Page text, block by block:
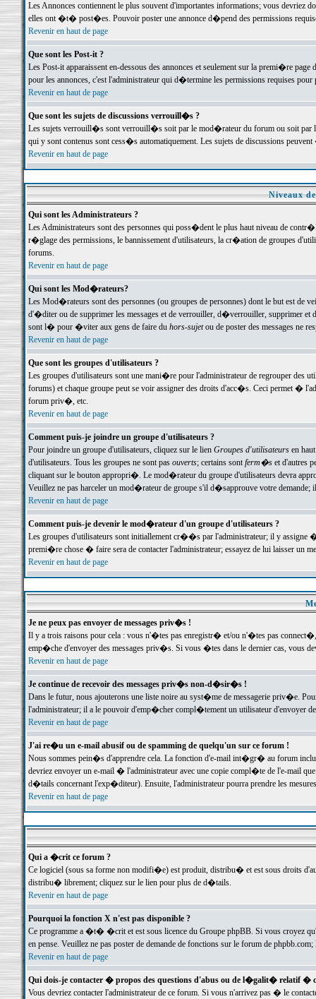
Les Annonces contiennent le plus souvent d'importantes informations; vous devriez
elles ont �t� post�es. Pouvoir poster une annonce d�pend des permissions
Revenir en haut de page
Que sont les Post-it ?
Les Post-it apparaissent en-dessous des annonces et seulement sur la premi�re
pour les annonces, c'est l'administrateur qui d�termine les permissions requises pour
Revenir en haut de page
Que sont les sujets de discussions verrouill�s ?
Les sujets verrouill�s sont verrouill�s soit par le mod�rateur du forum ou soit par
qui y sont contenus sont cess�s automatiquement. Les sujets de discussions
Revenir en haut de page
Niveaux
Qui sont les Administrateurs ?
Les Administrateurs sont des personnes qui poss�dent le plus haut niveau de
r�glage des permissions, le bannissement d'utilisateurs, la cr�ation de groupes
forums.
Revenir en haut de page
Qui sont les Mod�rateurs?
Les Mod�rateurs sont des personnes (ou groupes de personnes) dont le but est de
d'�diter ou de supprimer les messages et de verrouiller, d�verrouiller, supprimer
sont l� pour �viter aux gens de faire du hors-sujetou de poster des messages ne
Revenir en haut de page
Que sont les groupes d'utilisateurs ?
Les groupes d'utilisateurs sont une mani�re pour l'administrateur de regrouper des
forums) et chaque groupe peut se voir assigner des droits d'acc�s. Ceci permet
forum priv�, etc.
Revenir en haut de page
Comment puis-je joindre un groupe d'utilisateurs ?
Pour joindre un groupe d'utilisateurs, cliquez sur le lien Groupes d'utilisateursen haut
d'utilisateurs. Tous les groupes ne sont pas ouverts; certains sontferm�set d'autres
cliquant sur le bouton appropri�. Le mod�rateur du groupe d'utilisateurs devra
Veuillez ne pas harceler un mod�rateur de groupe s'il d�sapprouve votre demande;
Revenir en haut de page
Comment puis-je devenir le mod�rateur d'un groupe d'utilisateurs ?
Les groupes d'utilisateurs sont initiallement cr��s par l'administrateur; il y
premi�re chose � faire sera de contacter l'administrateur; essayez de lui laisser un
Revenir en haut de page
Je ne peux pas envoyer de messages priv�s !
Il y a trois raisons pour cela : vous n'�tes pas enregistr� et/ou n'�tes pas
emp�che d'envoyer des messages priv�s. Si vous �tes dans le dernier cas, vous
Revenir en haut de page
Je continue de recevoir des messages priv�s non-d�sir�s !
Dans le futur, nous ajouterons une liste noire au syst�me de messagerie priv�e.
l'administrateur; il a le pouvoir d'emp�cher compl�tement un utilisateur d'envoyer
Revenir en haut de page
J'ai re�u un e-mail abusif ou de spamming de quelqu'un sur ce forum !
Nous sommes pein�s d'apprendre cela. La fonction d'e-mail int�gr� au forum inclut
devriez envoyer un e-mail � l'administrateur avec une copie compl�te de l'e-mail
d�tails concernant l'exp�diteur). Ensuite, l'administrateur pourra prendre les
Revenir en haut de page
Qui a �crit ce forum ?
Ce logiciel (sous sa forme non modifi�e) est produit, distribu� et est sous droits
distribu� librement; cliquez sur le lien pour plus de d�tails.
Revenir en haut de page
Pourquoi la fonction X n'est pas disponible ?
Ce programme a �t� �crit et est sous licence du Groupe phpBB. Si vous croyez
en pense. Veuillez ne pas poster de demande de fonctions sur le forum de
Revenir en haut de page
Qui dois-je contacter � propos des questions d'abus ou de l�galit� relatif �
Vous devriez contacter l'administrateur de ce forum. Si vous n'arrivez pas � le